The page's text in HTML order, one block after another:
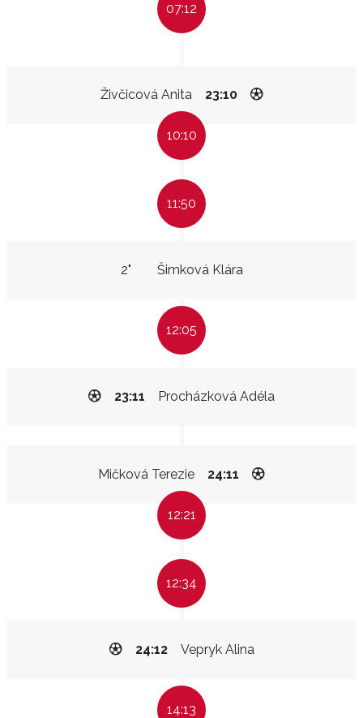
07:12
Živčicová Anita 23:10
10:10
11:50
Šimková Klára
2"
12:05
Procházková Adéla
23:11
Mičková Terezie 24:11
12:21
12:34
Vepryk Alina
24:12
14:13